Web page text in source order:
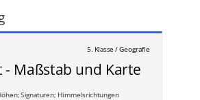
5. Klasse / Geografie
- Maßstab und Karte
Signaturen; Himmelsrichtungen